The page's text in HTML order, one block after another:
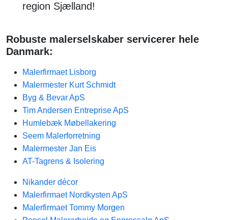
region Sjælland!
Robuste malerselskaber servicerer hele
Danmark:
Malerfirmaet Lisborg
Malermester Kurt Schmidt
Byg & Bevar ApS
Tim Andersen Entreprise ApS
Humlebæk Møbellakering
Seem Malerforretning
Malermester Jan Eis
AT-Tagrens & Isolering
Nikander décor
Malerfirmaet Nordkysten ApS
Malerfirmaet Tommy Morgen